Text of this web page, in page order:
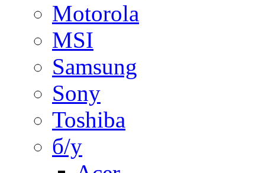
Motorola
MSI
Samsung
Sony
Toshiba
б/у